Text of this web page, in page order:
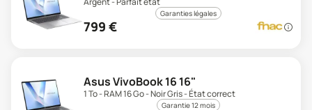
Garanties légales
799 €
Asus VivoBook 16 16"
1 To - RAM 16 Go - Noir Gris - État correct
Garantie 12 mois